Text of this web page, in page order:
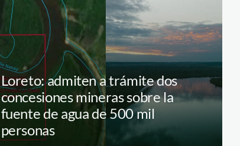
Loreto: admiten a trámite dos
concesiones mineras sobre la
fuente de agua de 500 mil
personas